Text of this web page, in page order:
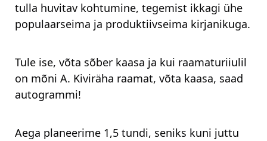
tulla huvitav kohtumine, tegemist ikkagi ühe
populaarseima ja produktiivseima kirjanikuga.
Tule ise, võta sõber kaasa ja kui raamaturiiulil
on mõni A. Kiviräha raamat, võta kaasa, saad
autogrammi!
Aega planeerime 1,5 tundi, seniks kuni juttu